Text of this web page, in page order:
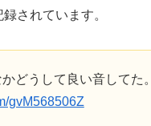
されています。
どうして良い音してた。
gvM568506Z